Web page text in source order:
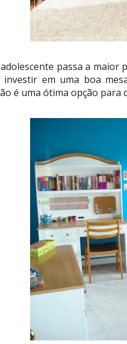
passa a
investir em uma boa
é uma ótima opção para